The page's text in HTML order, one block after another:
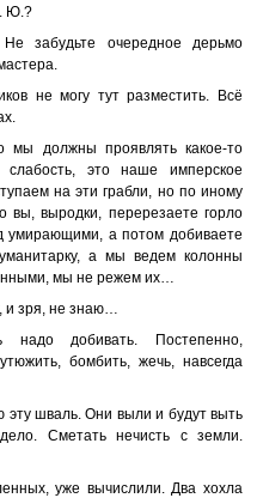
Ю.?
забудьте очередное дерьмо
не могу тут разместить. Всё
мы должны проявлять какое-то
это наше имперское
на эти грабли, но по иному
вы, выродки, перерезаете горло
умирающими, а потом добиваете
а мы ведем колонны
мы не режем их…
зря, не знаю…
добивать. Постепенно,
бомбить, жечь, навсегда
эту шваль. Они выли и будут выть
Сметать нечисть с земли.
уже вычислили. Два хохла